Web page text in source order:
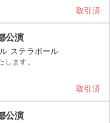
取引済
公演
ステラボール
ます。
取引済
公演